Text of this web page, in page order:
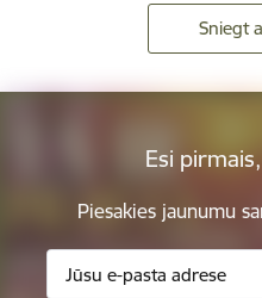
Sniegt
Esi
Piesakies jaunumu